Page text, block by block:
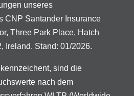
unseres
CNP Santander Insurance
Three Park Place, Hatch
Ireland. Stand: 01/2026.
sind die
nach dem